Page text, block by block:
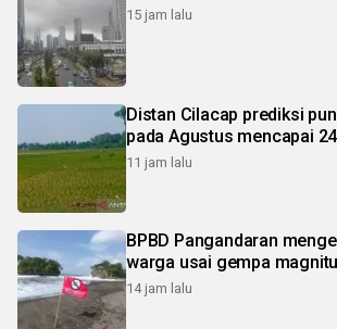
15 jam lalu
Distan Cilacap prediksi
pada Agustus mencapai
11 jam lalu
BPBD Pangandaran
warga usai gempa
14 jam lalu